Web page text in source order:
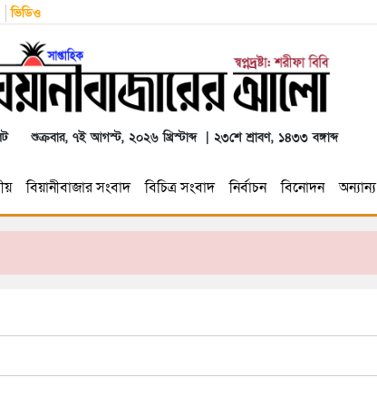
ভিডিও
শুক্রবার, ৭ই আগস্ট, ২০২৬ খ্রিস্টাব্দ | ২৩শে শ্রাবণ, ১৪৩৩ বঙ্গাব্দ
বিয়ানীবাজার সংবাদ বিচিত্র সংবাদ নির্বাচন বিনোদন অন্যান্য